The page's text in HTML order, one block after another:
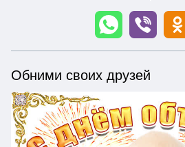
Обними своих друзей